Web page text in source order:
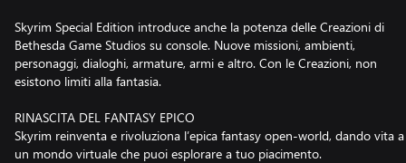
Skyrim Special Edition introduce anche la potenza delle Creazioni di
Bethesda Game Studios su console. Nuove missioni, ambienti,
personaggi, dialoghi, armature, armi e altro. Con le Creazioni, non
esistono limiti alla fantasia.
RINASCITA DEL FANTASY EPICO
Skyrim reinventa e rivoluziona l’epica fantasy open-world, dando vita a
un mondo virtuale che puoi esplorare a tuo piacimento.